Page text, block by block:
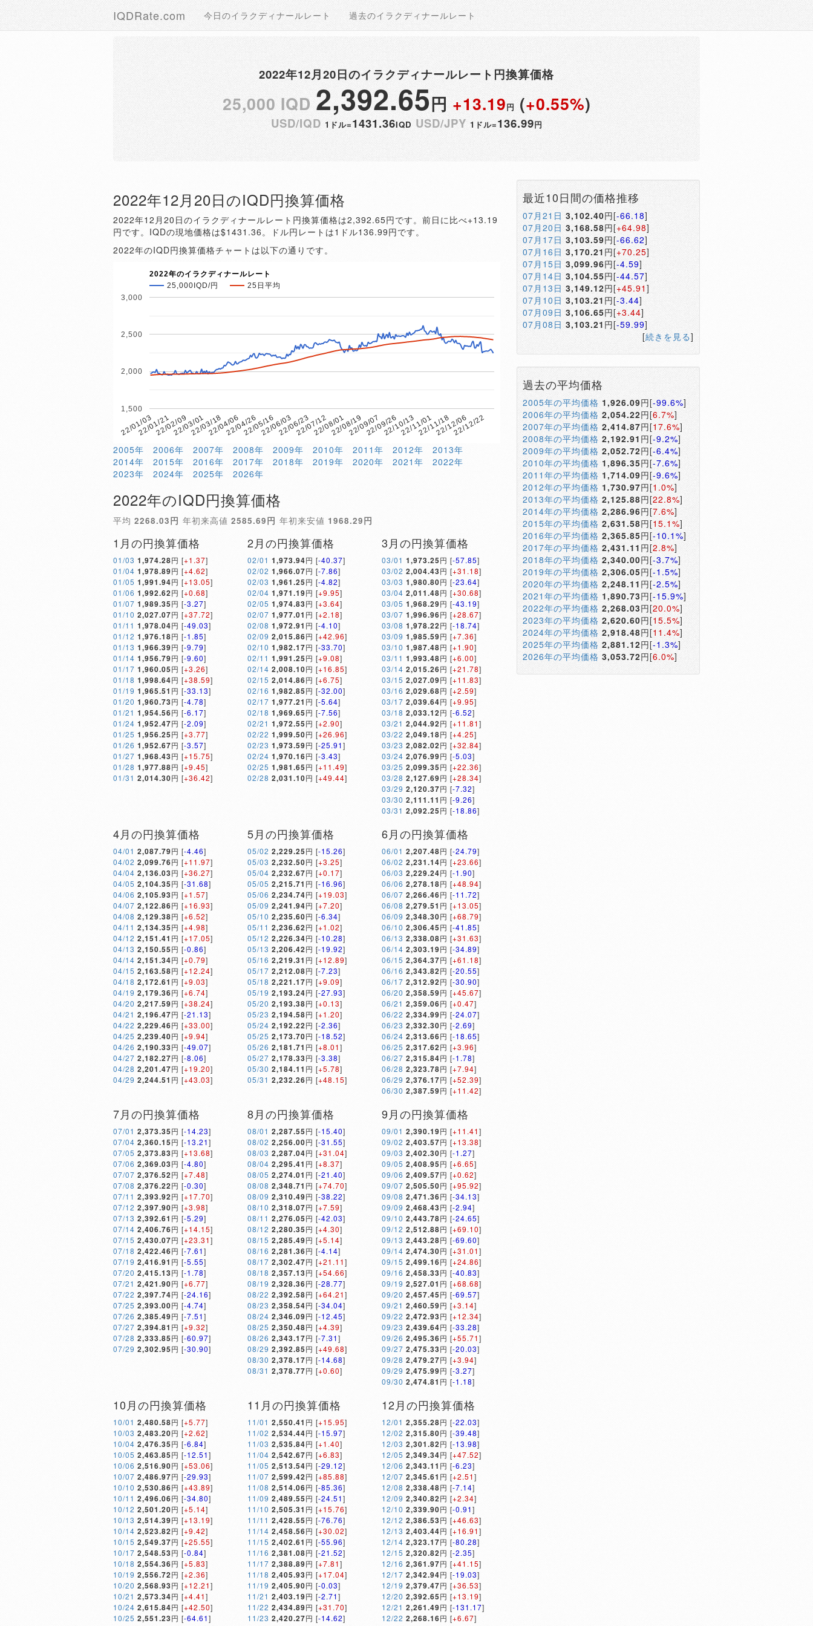
IQDRate.com 今日のイラクディナールレート 過去のイラクディナールレート
2022年12月20日のイラクディナールレート円換算価格
25,000 IQD 2,392.65円 +13.19円 (+0.55%)
USD/IQD 1ドル=1431.36IQD USD/JPY 1ドル=136.99円
2022年12月20日のIQD円換算価格
2022年12月20日のイラクディナールレート円換算価格は2,392.65円です。前日に比べ+13.19
円です。IQDの現地価格は$1431.36。ドル円レートは1ドル136.99円です。
2022年のIQD円換算価格チャートは以下の通りです。
2022年のイラクディナールレート
25,000IQD/円
25日平均
22/01/0322/01/2122/02/0922/03/0122/03/1822/04/0622/04/2622/05/1622/06/0322/06/2322/07/1222/08/0122/08/1922/09/0722/09/2622/10/1322/11/0122/11/1822/12/0622/12/22
1,500
2,000
2,500
3,000
2005年 2006年 2007年 2008年 2009年 2010年 2011年 2012年
2013年
2014年
2015年 2016年 2017年 2018年 2019年 2020年 2021年
2022年
2023年
2024年 2025年 2026年
2022年のIQD円換算価格
平均 2268.03円 年初来高値 2585.69円 年初来安値 1968.29円
1月の円換算価格
01/03 1,974.28円 [+1.37]
01/04 1,978.89円 [+4.62]
01/05 1,991.94円 [+13.05]
01/06 1,992.62円 [+0.68]
01/07 1,989.35円 [-3.27]
01/10 2,027.07円 [+37.72]
01/11 1,978.04円 [-49.03]
01/12 1,976.18円 [-1.85]
01/13 1,966.39円 [-9.79]
01/14 1,956.79円 [-9.60]
01/17 1,960.05円 [+3.26]
01/18 1,998.64円 [+38.59]
01/19 1,965.51 円 [-33.13]
01/20 1,960.73円 [-4.78]
01/21 1,954.56円 [-6.17]
01/24 1,952.47円 [-2.09]
01/25 1,956.25円 [+3.77]
01/26 1,952.67円 [-3.57]
01/27 1,968.43円 [+15.75]
01/28 1,977.88円 [+9.45]
01/31 2,014.30円 [+36.42]
2月の円換算価格
02/01 1,973.94円 [-40.37]
02/02 1,966.07円 [-7.86]
02/03 1,961.25円 [-4.82]
02/04 1,971.19円 [+9.95]
02/05 1,974.83円 [+3.64]
02/07 1,977.01 円 [+2.18]
02/08 1,972.91 円 [-4.10]
02/09 2,015.86円 [+42.96]
02/10 1,982.17円 [-33.70]
02/11 1,991.25円 [+9.08]
02/14 2,008.10円 [+16.85]
02/15 2,014.86円 [+6.75]
02/16 1,982.85円 [-32.00]
02/17 1,977.21 円 [-5.64]
02/18 1,969.65円 [-7.56]
02/21 1,972.55円 [+2.90]
02/22 1,999.50円 [+26.96]
02/23 1,973.59円 [-25.91]
02/24 1,970.16円 [-3.43]
02/25 1,981.65円 [+11.49]
02/28 2,031.10円 [+49.44]
3月の円換算価格
03/01 1,973.25円 [-57.85]
03/02 2,004.43円 [+31.18]
03/03 1,980.80円 [-23.64]
03/04 2,011.48円 [+30.68]
03/05 1,968.29円 [-43.19]
03/07 1,996.96円 [+28.67]
03/08 1,978.22円 [-18.74]
03/09 1,985.59円 [+7.36]
03/10 1,987.48円 [+1.90]
03/11 1,993.48円 [+6.00]
03/14 2,015.26円 [+21.78]
03/15 2,027.09円 [+11.83]
03/16 2,029.68円 [+2.59]
03/17 2,039.64円 [+9.95]
03/18 2,033.12円 [-6.52]
03/21 2,044.92円 [+11.81]
03/22 2,049.18円 [+4.25]
03/23 2,082.02円 [+32.84]
03/24 2,076.99円 [-5.03]
03/25 2,099.35円 [+22.36]
03/28 2,127.69円 [+28.34]
03/29 2,120.37円 [-7.32]
03/30 2,111.11 円 [-9.26]
03/31 2,092.25円 [-18.86]
4月の円換算価格
04/01 2,087.79円 [-4.46]
04/02 2,099.76円 [+11.97]
04/04 2,136.03円 [+36.27]
04/05 2,104.35円 [-31.68]
04/06 2,105.93円 [+1.57]
04/07 2,122.86円 [+16.93]
04/08 2,129.38円 [+6.52]
04/11 2,134.35円 [+4.98]
04/12 2,151.41 円 [+17.05]
04/13 2,150.55円 [-0.86]
04/14 2,151.34円 [+0.79]
04/15 2,163.58円 [+12.24]
04/18 2,172.61 円 [+9.03]
04/19 2,179.36円 [+6.74]
04/20 2,217.59円 [+38.24]
04/21 2,196.47円 [-21.13]
04/22 2,229.46円 [+33.00]
04/25 2,239.40円 [+9.94]
04/26 2,190.33円 [-49.07]
04/27 2,182.27円 [-8.06]
04/28 2,201.47円 [+19.20]
04/29 2,244.51 円 [+43.03]
5月の円換算価格
05/02 2,229.25円 [-15.26]
05/03 2,232.50円 [+3.25]
05/04 2,232.67円 [+0.17]
05/05 2,215.71 円 [-16.96]
05/06 2,234.74円 [+19.03]
05/09 2,241.94円 [+7.20]
05/10 2,235.60円 [-6.34]
05/11 2,236.62円 [+1.02]
05/12 2,226.34円 [-10.28]
05/13 2,206.42円 [-19.92]
05/16 2,219.31 円 [+12.89]
05/17 2,212.08円 [-7.23]
05/18 2,221.17円 [+9.09]
05/19 2,193.24円 [-27.93]
05/20 2,193.38円 [+0.13]
05/23 2,194.58円 [+1.20]
05/24 2,192.22円 [-2.36]
05/25 2,173.70円 [-18.52]
05/26 2,181.71 円 [+8.01]
05/27 2,178.33円 [-3.38]
05/30 2,184.11 円 [+5.78]
05/31 2,232.26円 [+48.15]
6月の円換算価格
06/01 2,207.48円 [-24.79]
06/02 2,231.14円 [+23.66]
06/03 2,229.24円 [-1.90]
06/06 2,278.18円 [+48.94]
06/07 2,266.46円 [-11.72]
06/08 2,279.51 円 [+13.05]
06/09 2,348.30円 [+68.79]
06/10 2,306.45円 [-41.85]
06/13 2,338.08円 [+31.63]
06/14 2,303.19円 [-34.89]
06/15 2,364.37円 [+61.18]
06/16 2,343.82円 [-20.55]
06/17 2,312.92円 [-30.90]
06/20 2,358.59円 [+45.67]
06/21 2,359.06円 [+0.47]
06/22 2,334.99円 [-24.07]
06/23 2,332.30円 [-2.69]
06/24 2,313.66円 [-18.65]
06/25 2,317.62円 [+3.96]
06/27 2,315.84円 [-1.78]
06/28 2,323.78円 [+7.94]
06/29 2,376.17円 [+52.39]
06/30 2,387.59円 [+11.42]
7月の円換算価格
07/01 2,373.35円 [-14.23]
07/04 2,360.15円 [-13.21]
07/05 2,373.83円 [+13.68]
07/06 2,369.03円 [-4.80]
07/07 2,376.52円 [+7.48]
07/08 2,376.22円 [-0.30]
07/11 2,393.92円 [+17.70]
07/12 2,397.90円 [+3.98]
07/13 2,392.61 円 [-5.29]
07/14 2,406.76円 [+14.15]
07/15 2,430.07円 [+23.31]
07/18 2,422.46円 [-7.61]
07/19 2,416.91 円 [-5.55]
07/20 2,415.13円 [-1.78]
07/21 2,421.90円 [+6.77]
07/22 2,397.74円 [-24.16]
07/25 2,393.00円 [-4.74]
07/26 2,385.49円 [-7.51]
07/27 2,394.81 円 [+9.32]
07/28 2,333.85円 [-60.97]
07/29 2,302.95円 [-30.90]
8月の円換算価格
08/01 2,287.55円 [-15.40]
08/02 2,256.00円 [-31.55]
08/03 2,287.04円 [+31.04]
08/04 2,295.41 円 [+8.37]
08/05 2,274.01 円 [-21.40]
08/08 2,348.71 円 [+74.70]
08/09 2,310.49円 [-38.22]
08/10 2,318.07円 [+7.59]
08/11 2,276.05円 [-42.03]
08/12 2,280.35円 [+4.30]
08/15 2,285.49円 [+5.14]
08/16 2,281.36円 [-4.14]
08/17 2,302.47円 [+21.11]
08/18 2,357.13円 [+54.66]
08/19 2,328.36円 [-28.77]
08/22 2,392.58円 [+64.21]
08/23 2,358.54円 [-34.04]
08/24 2,346.09円 [-12.45]
08/25 2,350.48円 [+4.39]
08/26 2,343.17円 [-7.31]
08/29 2,392.85円 [+49.68]
08/30 2,378.17円 [-14.68]
08/31 2,378.77円 [+0.60]
9月の円換算価格
09/01 2,390.19円 [+11.41]
09/02 2,403.57円 [+13.38]
09/03 2,402.30円 [-1.27]
09/05 2,408.95円 [+6.65]
09/06 2,409.57円 [+0.62]
09/07 2,505.50円 [+95.92]
09/08 2,471.36円 [-34.13]
09/09 2,468.43円 [-2.94]
09/10 2,443.78円 [-24.65]
09/12 2,512.88円 [+69.10]
09/13 2,443.28円 [-69.60]
09/14 2,474.30円 [+31.01]
09/15 2,499.16円 [+24.86]
09/16 2,458.33円 [-40.83]
09/19 2,527.01 円 [+68.68]
09/20 2,457.45円 [-69.57]
09/21 2,460.59円 [+3.14]
09/22 2,472.93円 [+12.34]
09/23 2,439.64円 [-33.28]
09/26 2,495.36円 [+55.71]
09/27 2,475.33円 [-20.03]
09/28 2,479.27円 [+3.94]
09/29 2,475.99円 [-3.27]
09/30 2,474.81 円 [-1.18]
10月の円換算価格
10/01 2,480.58円 [+5.77]
10/03 2,483.20円 [+2.62]
10/04 2,476.35円 [-6.84]
10/05 2,463.85円 [-12.51]
10/06 2,516.90円 [+53.06]
10/07 2,486.97円 [-29.93]
10/10 2,530.86円 [+43.89]
10/11 2,496.06円 [-34.80]
10/12 2,501.20円 [+5.14]
10/13 2,514.39円 [+13.19]
10/14 2,523.82円 [+9.42]
10/15 2,549.37円 [+25.55]
10/17 2,548.53円 [-0.84]
10/18 2,554.36円 [+5.83]
10/19 2,556.72円 [+2.36]
10/20 2,568.93円 [+12.21]
10/21 2,573.34円 [+4.41]
10/24 2,615.84円 [+42.50]
10/25 2,551.23円 [-64.61]
11月の円換算価格
11/01 2,550.41 円 [+15.95]
11/02 2,534.44円 [-15.97]
11/03 2,535.84円 [+1.40]
11/04 2,542.67円 [+6.83]
11/05 2,513.54円 [-29.12]
11/07 2,599.42円 [+85.88]
11/08 2,514.06円 [-85.36]
11/09 2,489.55円 [-24.51]
11/10 2,505.31 円 [+15.76]
11/11 2,428.55円 [-76.76]
11/14 2,458.56円 [+30.02]
11/15 2,402.61 円 [-55.96]
11/16 2,381.08円 [-21.52]
11/17 2,388.89円 [+7.81]
11/18 2,405.93円 [+17.04]
11/19 2,405.90円 [-0.03]
11/21 2,403.19円 [-2.71]
11/22 2,434.89円 [+31.70]
11/23 2,420.27円 [-14.62]
12月の円換算価格
12/01 2,355.28円 [-22.03]
12/02 2,315.80円 [-39.48]
12/03 2,301.82円 [-13.98]
12/05 2,349.34円 [+47.52]
12/06 2,343.11 円 [-6.23]
12/07 2,345.61 円 [+2.51]
12/08 2,338.48円 [-7.14]
12/09 2,340.82円 [+2.34]
12/10 2,339.90円 [-0.91]
12/12 2,386.53円 [+46.63]
12/13 2,403.44円 [+16.91]
12/14 2,323.17円 [-80.28]
12/15 2,320.82円 [-2.35]
12/16 2,361.97円 [+41.15]
12/17 2,342.94円 [-19.03]
12/19 2,379.47円 [+36.53]
12/20 2,392.65円 [+13.19]
12/21 2,261.49円 [-131.17]
12/22 2,268.16円 [+6.67]
最近10日間の価格推移
07月21日 3,102.40円[-66.18]
07月20日 3,168.58円[+64.98]
07月17日 3,103.59円[-66.62]
07月16日 3,170.21 円[+70.25]
07月15日 3,099.96円[-4.59]
07月14日 3,104.55円[-44.57]
07月13日 3,149.12円[+45.91 ]
07月10日 3,103.21円[-3.44]
07月09日 3,106.65円[+3.44]
07月08日 3,103.21 円[-59.99]
[続きを見る]
過去の平均価格
2005年の平均価格 1,926.09円[-99.6%]
2006年の平均価格 2,054.22円[6.7%]
2007年の平均価格 2,414.87円[17.6%]
2008年の平均価格 2,192.91 円[-9.2%]
2009年の平均価格 2,052.72円[-6.4%]
2010年の平均価格 1,896.35円[-7.6%]
2011年の平均価格 1,714.09円[-9.6%]
2012年の平均価格 1,730.97円[1.0%]
2013年の平均価格 2,125.88円[22.8%]
2014年の平均価格 2,286.96円[7.6%]
2015年の平均価格 2,631.58円[15.1%]
2016年の平均価格 2,365.85円[-10.1%]
2017年の平均価格 2,431.11 円[2.8%]
2018年の平均価格 2,340.00円[-3.7%]
2019年の平均価格 2,306.05円[-1.5%]
2020年の平均価格 2,248.11 円[-2.5%]
2021年の平均価格 1,890.73円[-15.9%]
2022年の平均価格 2,268.03円[20.0%]
2023年の平均価格 2,620.60円[15.5%]
2024年の平均価格 2,918.48円[11.4%]
2025年の平均価格 2,881.12円[-1.3%]
2026年の平均価格 3,053.72円[6.0%]